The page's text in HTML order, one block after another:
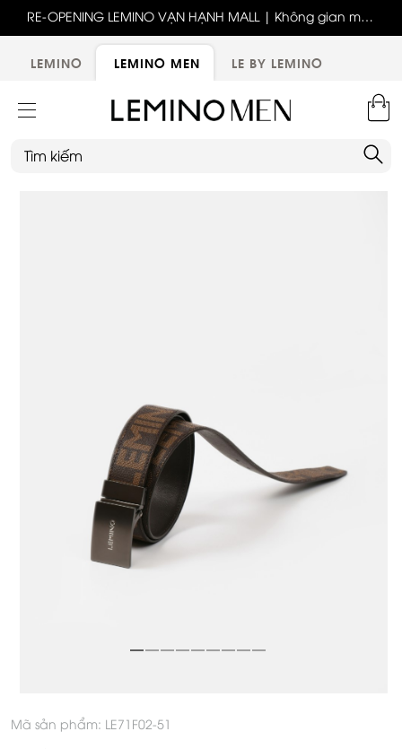
RE-OPENING LEMINO VẠN HẠNH MALL | Không gian mới,
trải nghiệm mới, ưu đãi tri ân đặc biệt
LEMINO
LEMINO MEN LE BY LEMINO
Mã sản phẩm: LE71F02-51